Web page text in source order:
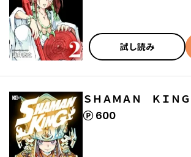
試し読み
ＳＨＡＭＡＮ ＫＩＮＧ
600
ポイント